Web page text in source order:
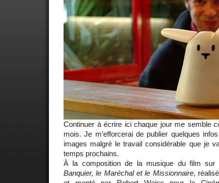
Continuer à écrire ici chaque jour me semble
mois. Je m’efforcerai de publier quelques
images malgré le travail considérable que je
temps prochains.
À la composition de la musique du film
Banquier, le Maréchal et le Missionnaire,